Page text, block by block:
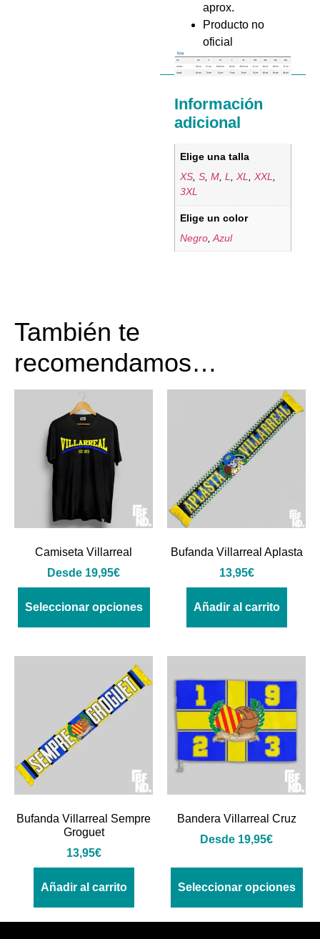
aprox.
Producto no
oficial
Información
adicional
Elige una talla
XS,S,M,L,XL,XXL,
3XL
Elige un color
Negro ,Azul
También te
recomendamos…
Camiseta Villarreal
Desde 19,95€
Seleccionar opciones
Bufanda Villarreal Aplasta
13,95€
Añadir al carrito
Bufanda Villarreal Sempre
Groguet
13,95€
Añadir al carrito
Bandera Villarreal Cruz
Desde 19,95€
Seleccionar opciones